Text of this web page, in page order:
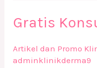
Gratis
Artikel dan Promo
adminklinikderma9